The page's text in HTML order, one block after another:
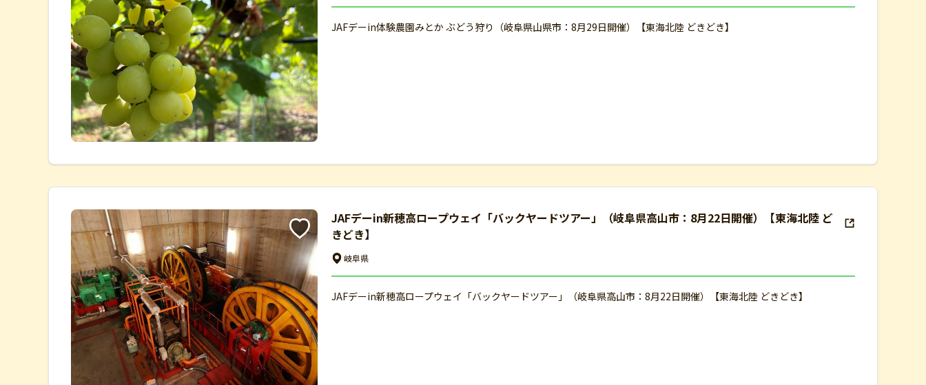
JAFデーin体験農園みとか ぶどう狩り（岐阜県山県市：8月29日開催）【東海北陸 どきどき】
JAFデーin新穂高ロープウェイ「バックヤードツアー」（岐阜県高山市：8月22日開催）【東海北陸 ど
きどき】
岐阜県
JAFデーin新穂高ロープウェイ「バックヤードツアー」（岐阜県高山市：8月22日開催）【東海北陸 どきどき】